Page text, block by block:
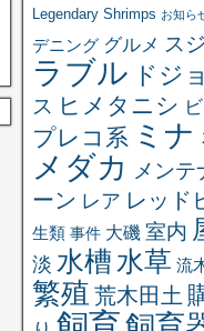
Legendary Shrimps お知ら
デニング グルメ ス
ラブル ドジ
ス ヒメタニシ
プレコ系 ミ
メダカ メンテ
ーン レア レッド
生類 事件 大磯 室内
淡 水槽 水草 流
繁殖 荒木田土